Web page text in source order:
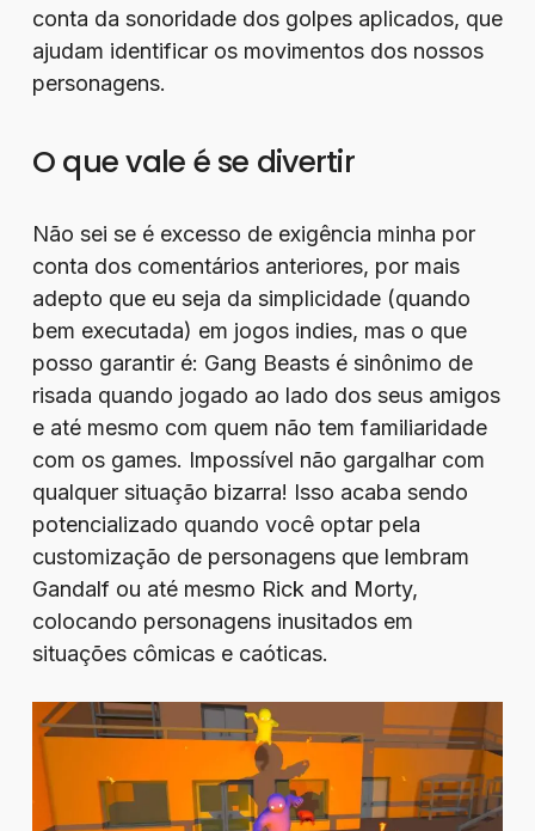
conta da sonoridade dos golpes aplicados, que
ajudam identificar os movimentos dos nossos
personagens.
O que vale é se divertir
Não sei se é excesso de exigência minha por
conta dos comentários anteriores, por mais
adepto que eu seja da simplicidade (quando
bem executada) em jogos indies, mas o que
posso garantir é: Gang Beasts é sinônimo de
risada quando jogado ao lado dos seus amigos
e até mesmo com quem não tem familiaridade
com os games. Impossível não gargalhar com
qualquer situação bizarra! Isso acaba sendo
potencializado quando você optar pela
customização de personagens que lembram
Gandalf ou até mesmo Rick and Morty,
colocando personagens inusitados em
situações cômicas e caóticas.